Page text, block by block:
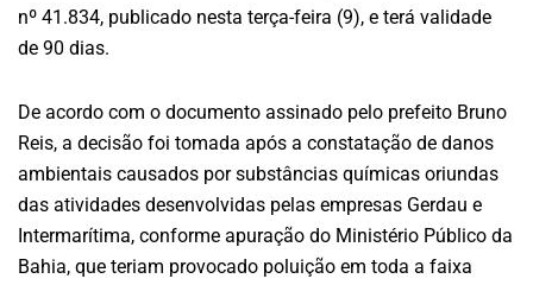
nº 41.834, publicado nesta terça-feira (9), e terá validade
de 90 dias.
De acordo com o documento assinado pelo prefeito Bruno
Reis, a decisão foi tomada após a constatação de danos
ambientais causados por substâncias químicas oriundas
das atividades desenvolvidas pelas empresas Gerdau e
Intermarítima, conforme apuração do Ministério Público da
Bahia, que teriam provocado poluição em toda a faixa